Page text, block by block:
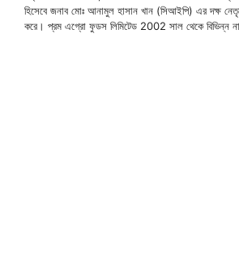
হিসেবে জনাব মোঃ আনামুল হাসান খান (সিআইপি) এর দক্ষ
করে। প্রম এগ্রো ফুডস লিমিটেড 2002 সাল থেকে বিভিন্ন